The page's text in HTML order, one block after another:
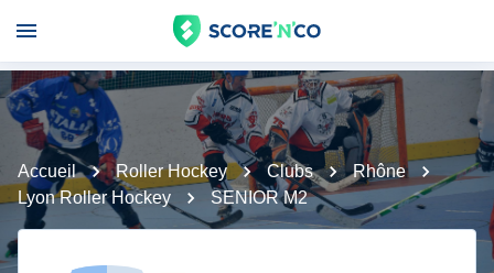
Accueil Roller Hockey Clubs
Rhône
Lyon Roller Hockey
SENIOR M2